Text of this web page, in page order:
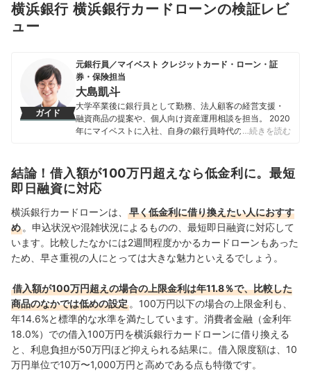
横浜銀行 横浜銀行カードローンの検証レビ
ュー
ガイド
元銀行員／マイベスト クレジットカード・ローン・証
券・保険担当
大島凱斗
大学卒業後に銀行員として勤務、法人顧客の経営支援・
融資商品の提案や、個人向け資産運用相談を担当。 2020
年にマイベストに入社、自身の銀行員時代の経験を活か
済を専門に解説コンテンツの制作を統括する。 また、
Yahoo!ファイナンスで借入や投資への疑問や基礎知識に
関する連載も担当している。
大島凱斗のプロフィール
…続きを読む
結論！借入額が100万円超えなら低金利に。最短
即日融資に対応
横浜銀行カードローンは、
早く低金利に借り換えたい人におすす
め 。申込状況や混雑状況によるものの、最短即日融資に対応して
います。比較したなかには2週間程度かかるカードローンもあった
ため、早さ重視の人にとっては大きな魅力といえるでしょう。
借入額が100万円超えの場合の上限金利は年11.8％で、比較した
商品のなかでは低めの設定 。100万円以下の場合の上限金利も、
年14.6%と標準的な水準を満たしています。消費者金融（金利年
18.0%）での借入100万円を横浜銀行カードローンに借り換える
と、利息負担が50万円ほど抑えられる結果に。借入限度額は、10
万円単位で10万〜1,000万円と高めである点も特徴です。